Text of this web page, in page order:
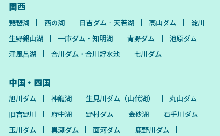
関西
琵琶湖 西の湖 日吉ダム・天若湖 高山ダム
淀川
生野銀山湖
一庫ダム・知明湖 青野ダム
池原ダム
津風呂湖
合川ダム・合川貯水池 七川ダム
中国・四国
旭川ダム 神龍湖 生見川ダム（山代湖）
丸山ダム
旧吉野川
府中湖 野村ダム 金砂湖
石手川ダム
玉川ダム
黒瀬ダム 面河ダム
鹿野川ダム